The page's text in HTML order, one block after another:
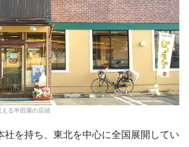
る半田屋の店頭
社を持ち、東北を中心に全国展開してい